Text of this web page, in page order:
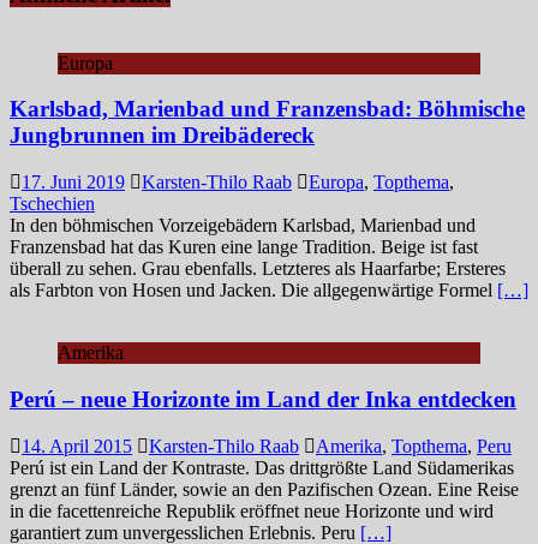
Europa
Karlsbad, Marienbad und Franzensbad: Böhmische
Jungbrunnen im Dreibädereck
17. Juni 2019 Karsten-Thilo Raab Europa, Topthema,
Tschechien
In den böhmischen Vorzeigebädern Karlsbad, Marienbad und
Franzensbad hat das Kuren eine lange Tradition. Beige ist fast
überall zu sehen. Grau ebenfalls. Letzteres als Haarfarbe; Ersteres
als Farbton von Hosen und Jacken. Die allgegenwärtige Formel […]
Amerika
Perú – neue Horizonte im Land der Inka entdecken
14. April 2015 Karsten-Thilo Raab Amerika, Topthema, Peru
Perú ist ein Land der Kontraste. Das drittgrößte Land Südamerikas
grenzt an fünf Länder, sowie an den Pazifischen Ozean. Eine Reise
in die facettenreiche Republik eröffnet neue Horizonte und wird
garantiert zum unvergesslichen Erlebnis. Peru […]